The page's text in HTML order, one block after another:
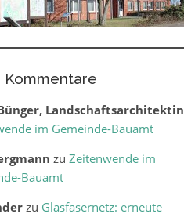
Kommentare
Landschaftsarchitektin
im Gemeinde-Bauamt
zu Zeitenwende im
Bauamt
zu Glasfasernetz: erneute